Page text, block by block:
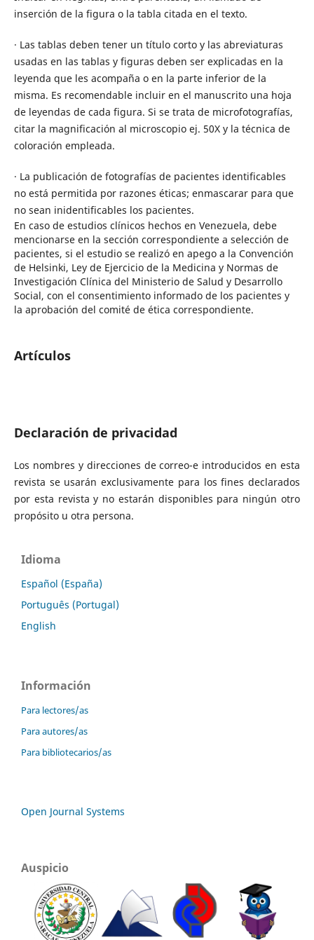
inserción de la figura o la tabla citada en el texto.
· Las tablas deben tener un título corto y las abreviaturas
usadas en las tablas y figuras deben ser explicadas en la
leyenda que les acompaña o en la parte inferior de la
misma. Es recomendable incluir en el manuscrito una hoja
de leyendas de cada figura. Si se trata de microfotografías,
citar la magnificación al microscopio ej. 50X y la técnica de
coloración empleada.
· La publicación de fotografías de pacientes identificables
no está permitida por razones éticas; enmascarar para que
no sean inidentificables los pacientes.
En caso de estudios clínicos hechos en Venezuela, debe
mencionarse en la sección correspondiente a selección de
pacientes, si el estudio se realizó en apego a la Convención
de Helsinki, Ley de Ejercicio de la Medicina y Normas de
Investigación Clínica del Ministerio de Salud y Desarrollo
Social, con el consentimiento informado de los pacientes y
la aprobación del comité de ética correspondiente.
Artículos
Declaración de privacidad
Los nombres y direcciones de correo-e introducidos en esta
revista se usarán exclusivamente para los fines declarados
por esta revista y no estarán disponibles para ningún otro
propósito u otra persona.
Idioma
Español (España)
Português (Portugal)
English
Información
Para lectores/as
Para autores/as
Para bibliotecarios/as
Open Journal Systems
Auspicio